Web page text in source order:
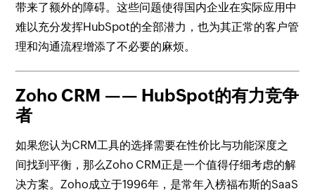
带来了额外的障碍。这些问题使得国内企业在实际应用中
难以充分发挥HubSpot的全部潜力，也为其正常的客户管
理和沟通流程增添了不必要的麻烦。
Zoho CRM —— HubSpot的有力竞争
者
如果您认为CRM工具的选择需要在性价比与功能深度之
间找到平衡，那么Zoho CRM正是一个值得仔细考虑的解
决方案。Zoho成立于1996年，是常年入榜福布斯的SaaS